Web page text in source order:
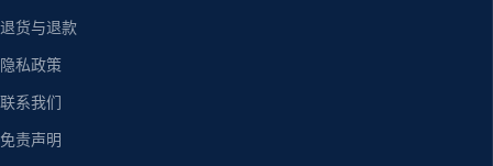
退货与退款
隐私政策
联系我们
免责声明